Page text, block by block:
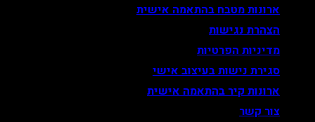
ארונות מטבח בהתאמה אישית
הצהרת נגישות
מדיניות הפרטיות
סגירת נישות בעיצוב אישי
ארונות קיר בהתאמה אישית
צור קשר